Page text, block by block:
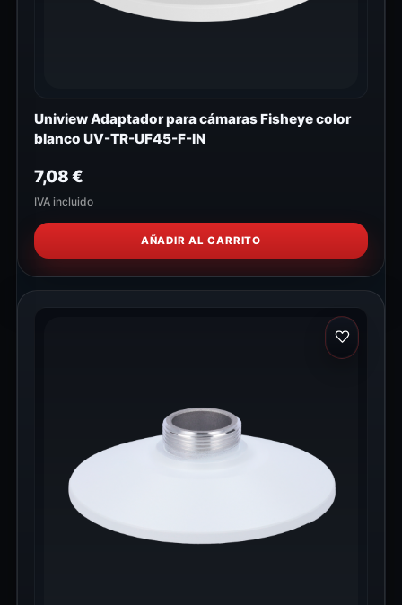
Uniview Adaptador para cámaras Fisheye color
blanco UV-TR-UF45-F-IN
7,08€
IVA incluido
AÑADIR AL CARRITO